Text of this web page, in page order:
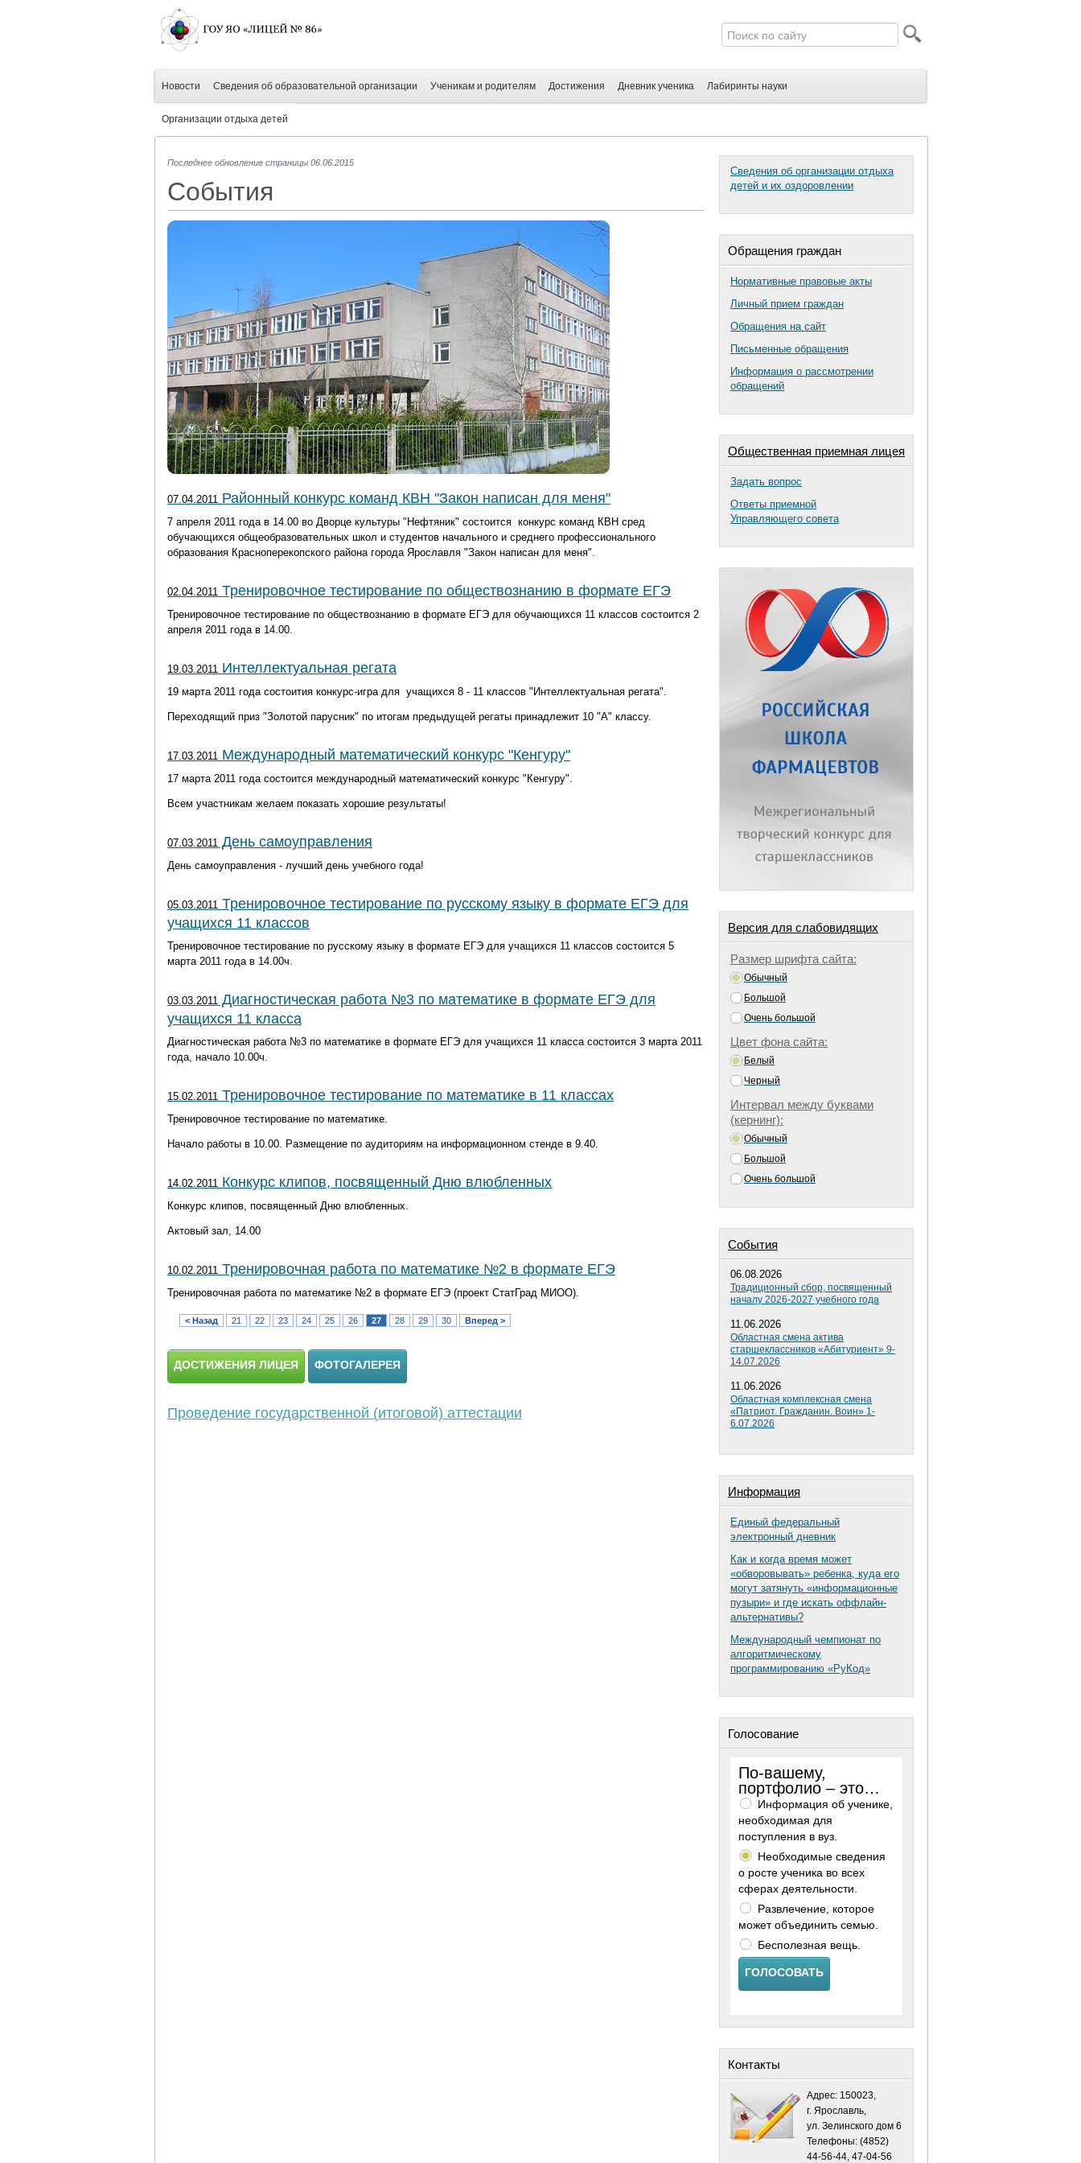
Новости Сведения об образовательной организации Ученикам и родителям Достижения Дневник ученика Лабиринты науки
Организации отдыха детей
Последнее обновление страницы 06.06.2015
События
07.04.2011 Районный конкурс команд КВН "Закон написан для меня"
7 апреля 2011 года в 14.00 во Дворце культуры "Нефтяник" состоится конкурс команд КВН сред
обучающихся общеобразовательных школ и студентов начального и среднего профессионального
образования Красноперекопского района города Ярославля "Закон написан для меня".
02.04.2011 Тренировочное тестирование по обществознанию в формате ЕГЭ
Тренировочное тестирование по обществознанию в формате ЕГЭ для обучающихся 11 классов состоится 2
апреля 2011 года в 14.00.
19.03.2011 Интеллектуальная регата
19 марта 2011 года состоития конкурс-игра для учащихся 8 - 11 классов "Интеллектуальная регата".
Переходящий приз "Золотой парусник" по итогам предыдущей регаты принадлежит 10 "А" классу.
17.03.2011 Международный математический конкурс "Кенгуру"
17 марта 2011 года состоится международный математический конкурс "Кенгуру".
Всем участникам желаем показать хорошие результаты!
07.03.2011 День самоуправления
День самоуправления - лучший день учебного года!
05.03.2011 Тренировочное тестирование по русскому языку в формате ЕГЭ для
учащихся 11 классов
Тренировочное тестирование по русскому языку в формате ЕГЭ для учащихся 11 классов состоится 5
марта 2011 года в 14.00ч.
03.03.2011 Диагностическая работа №3 по математике в формате ЕГЭ для
учащихся 11 класса
Диагностическая работа №3 по математике в формате ЕГЭ для учащихся 11 класса состоится 3 марта 2011
года, начало 10.00ч.
15.02.2011 Тренировочное тестирование по математике в 11 классах
Тренировочное тестирование по математике.
Начало работы в 10.00. Размещение по аудиториям на информационном стенде в 9.40.
14.02.2011 Конкурс клипов, посвященный Дню влюбленных
Конкурс клипов, посвященный Дню влюбленных.
Актовый зал, 14.00
10.02.2011 Тренировочная работа по математике №2 в формате ЕГЭ
Тренировочная работа по математике №2 в формате ЕГЭ (проект СтатГрад МИОО).
< Назад 21 22 23 24 25 26 27 28 29 30 Вперед >
ДОСТИЖЕНИЯ ЛИЦЕЯ ФОТОГАЛЕРЕЯ
Проведение государственной (итоговой) аттестации
Сведения об организации отдыха
детей и их оздоровлении
Обращения граждан
Нормативные правовые акты
Личный прием граждан
Обращения на сайт
Письменные обращения
Информация о рассмотрении
обращений
Общественная приемная лицея
Задать вопрос
Ответы приемной
Управляющего совета
Версия для слабовидящих
Размер шрифта сайта:
Обычный
Большой
Очень большой
Цвет фона сайта:
Белый
Черный
Интервал между буквами
(кернинг):
Обычный
Большой
Очень большой
Cобытия
06.08.2026
Традиционный сбор, посвященный
началу 2026-2027 учебного года
11.06.2026
Областная смена актива
старшеклассников «Абитуриент» 9-
14.07.2026
11.06.2026
Областная комплексная смена
«Патриот. Гражданин. Воин» 1-
6.07.2026
Информация
Единый федеральный
электронный дневник
Как и когда время может
«обворовывать» ребенка, куда его
могут затянуть «информационные
пузыри» и где искать оффлайн-
альтернативы?
Международный чемпионат по
алгоритмическому
программированию «РуКод»
Голосование
По-вашему,
портфолио – это…
Информация об ученике,
необходимая для
поступления в вуз.
Необходимые сведения
о росте ученика во всех
сферах деятельности.
Развлечение, которое
может объединить семью.
Бесполезная вещь.
ГОЛОСОВАТЬ
Контакты
Адрес: 150023,
г. Ярославль,
ул. Зелинского дом 6
Телефоны: (4852)
44-56-44, 47-04-56